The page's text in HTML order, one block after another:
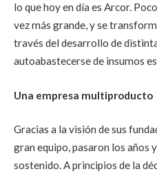
lo que hoy en día es Arcor.
vez más grande, y se
través del desarrollo de
autoabastecerse de insumos
Una empresa multiproducto
Gracias a la visión de sus
gran equipo, pasaron los años
sostenido. A principios de la